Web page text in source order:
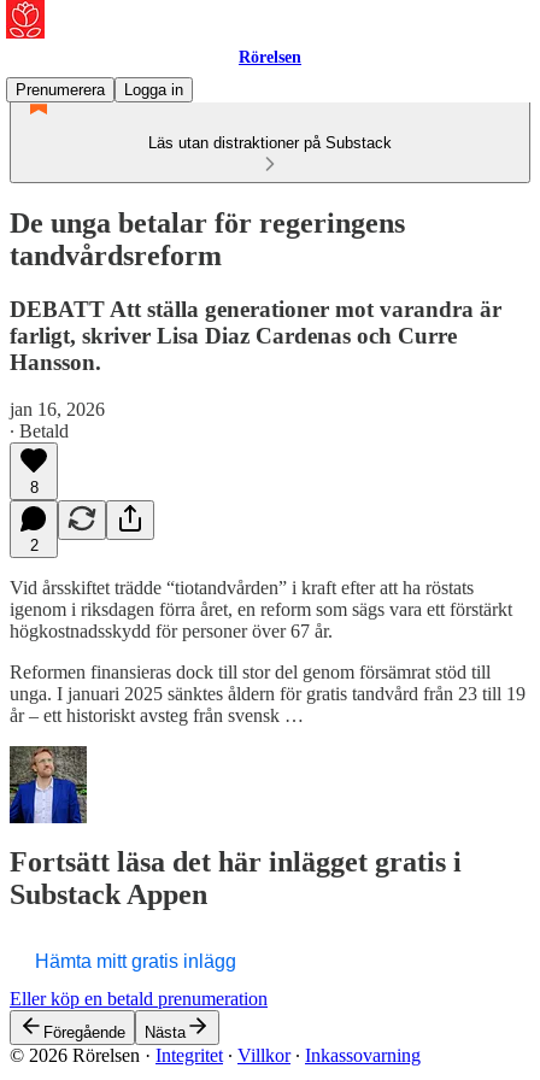
Rörelsen
Prenumerera
Logga in
Läs utan distraktioner på Substack
De unga betalar för regeringens
tandvårdsreform
DEBATT Att ställa generationer mot varandra är
farligt, skriver Lisa Diaz Cardenas och Curre
Hansson.
jan 16, 2026
∙ Betald
8
2
Vid årsskiftet trädde “tiotandvården” i kraft efter att ha röstats
igenom i riksdagen förra året, en reform som sägs vara ett förstärkt
högkostnadsskydd för personer över 67 år.
Reformen finansieras dock till stor del genom försämrat stöd till
unga. I januari 2025 sänktes åldern för gratis tandvård från 23 till 19
år – ett historiskt avsteg från svensk …
Fortsätt läsa det här inlägget gratis i
Substack Appen
Hämta mitt gratis inlägg
Eller köp en betald prenumeration
Föregående Nästa
© 2026 Rörelsen · Integritet ∙ Villkor∙ Inkassovarning